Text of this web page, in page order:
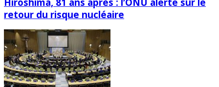
retour du risque nucléaire